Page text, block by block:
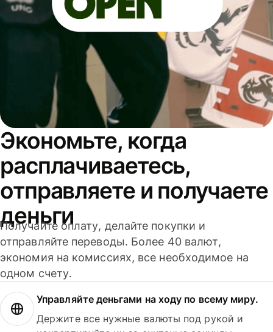
Экономьте, когда
расплачиваетесь,
отправляете и получаете
деньги
Получайте оплату, делайте покупки и
отправляйте переводы. Более 40 валют,
экономия на комиссиях, все необходимое на
одном счету.
Управляйте деньгами на ходу по всему миру.
Держите все нужные валюты под рукой и